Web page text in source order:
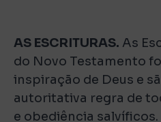
AS ESCRITURAS. As
do Novo Testamento
inspiração de Deus e
autoritativa regra de
e obediência salvíficos.